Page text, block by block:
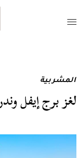
المشربية
لغز برج إيفل